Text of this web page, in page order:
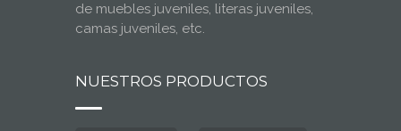
de muebles juveniles, literas juveniles,
camas juveniles, etc.
NUESTROS PRODUCTOS